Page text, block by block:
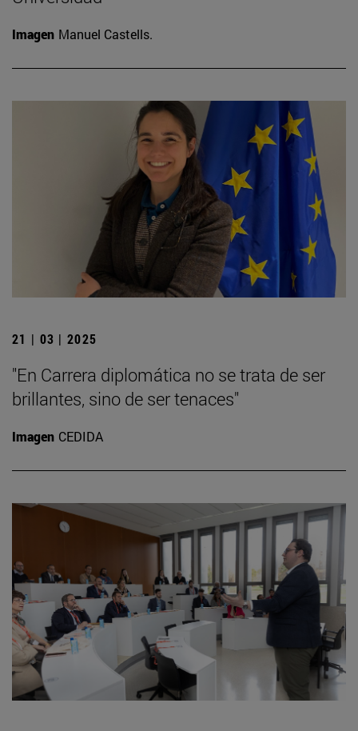
Imagen Manuel Castells.
21 | 03 | 2025
"En Carrera diplomática no se trata de ser
brillantes, sino de ser tenaces"
Imagen CEDIDA